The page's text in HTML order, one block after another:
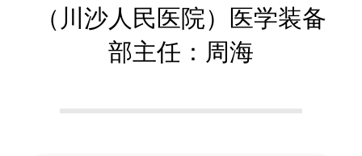
化（川沙人民医院）医学装备
部主任：周海